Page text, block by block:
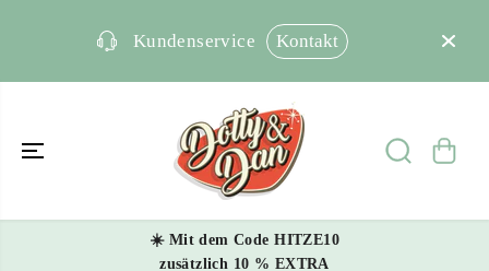
INHALTEN Kundenservice Kontakt
☀️ Mit dem Code HITZE10
zusätzlich 10 % EXTRA